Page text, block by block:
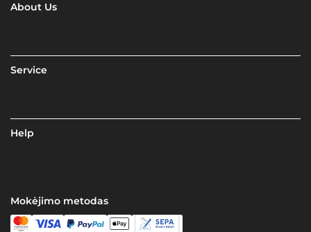
About Us
Service
Help
Mokėjimo metodas